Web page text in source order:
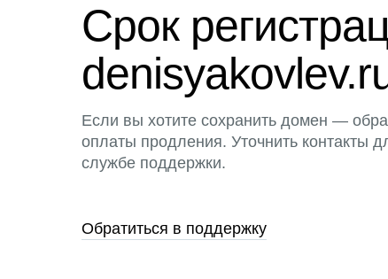
Срок
Если вы хотите сохранить домен —
оплаты продления. Уточнить контакты
службе поддержки.
Обратиться в поддержку